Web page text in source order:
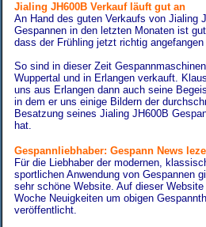
Jialing JH600B Verkauf läuft gut an
An Hand des guten Verkaufs von Jialing
Gespannen in den letzten Monaten ist
dass der Frühling jetzt richtig
So sind in dieser Zeit
Wuppertal und in Erlangen verkauft.
uns aus Erlangen dann auch seine
in dem er uns einige Bildern der
Besatzung seines Jialing JH600B
hat.
Gespannliebhaber: Gespann News
Für die Liebhaber der modernen,
sportlichen Anwendung von Gespannen
sehr schöne Website. Auf dieser Website
Woche Neuigkeiten um obigen
veröffentlicht.